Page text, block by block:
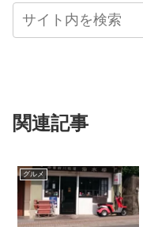
関連記事
グルメ